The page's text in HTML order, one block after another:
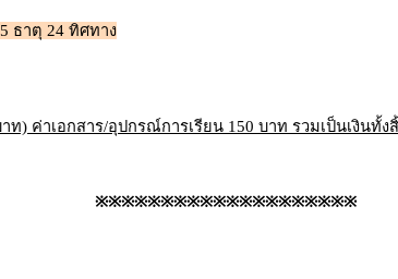
ธาตุ 24 ทิศทาง
ท) ค่าเอกสาร/อุปกรณ์การเรียน 150 บาท รวมเป็นเงินทั้ง
※※※※※※※※※※※※※※※※※※※※